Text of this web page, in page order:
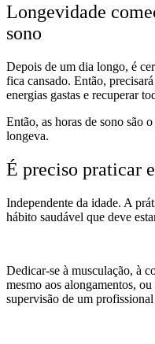
Longevidade
sono
Depois de um dia longo, é
fica cansado. Então,
energias gastas e recuperar
Então, as horas de sono são
longeva.
É preciso praticar
Independente da idade. A
hábito saudável que deve
Dedicar-se à musculação, à
mesmo aos alongamentos,
supervisão de um